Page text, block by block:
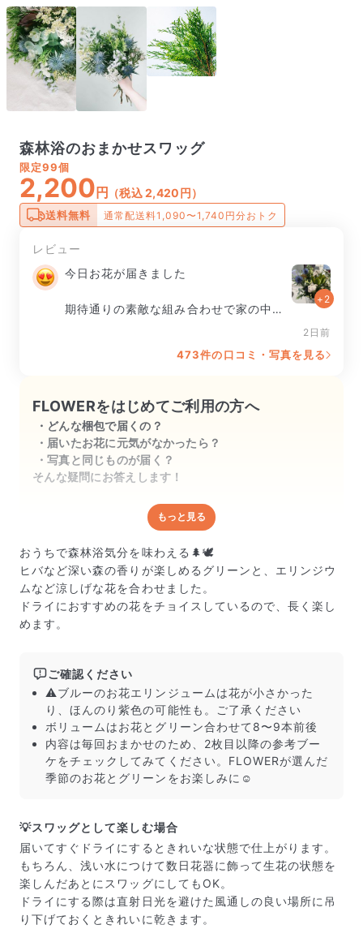
森林浴のおまかせスワッグ
限定99個
2,200 円 （税込 2,420円）
送料無料 通常配送料1,090〜1,740円分おトク
レビュー
今日お花が届きました
期待通りの素敵な組み合わせで家の中が
ありがとうございました💐
+2
2日前
473件の口コミ・写真を見る
FLOWERをはじめてご利用の方へ
どんな梱包で届くの？
届いたお花に元気がなかったら？
写真と同じものが届く？
そんな疑問にお答えします！
どんな梱包で届くの？
出荷前に水揚げ（花が水を吸いやすくなる処理）を施
し、専用ボックスに丁寧に梱包してお届けしています。
きゅっとまとめられて一見窮屈そうに見えますが、輸送
中の衝撃による折れや擦れを軽減する効果があります。
もっと見る
おうちで森林浴気分を味わえる🌲🕊
ヒバなど深い森の香りが楽しめるグリーンと、エリンジウ
ムなど涼しげな花を合わせました。
ドライにおすすめの花をチョイスしているので、長く楽し
めます。
ご確認ください
⚠️ブルーのお花エリンジュームは花が小さかった
り、ほんのり紫色の可能性も。ご了承ください
ボリュームはお花とグリーン合わせて8〜9本前後
内容は毎回おまかせのため、2枚目以降の参考ブー
ケをチェックしてみてください。FLOWERが選んだ
季節のお花とグリーンをお楽しみに☺️
💡スワッグとして楽しむ場合
届いてすぐドライにするときれいな状態で仕上がります。
もちろん、浅い水につけて数日花器に飾って生花の状態を
楽しんだあとにスワッグにしてもOK。
ドライにする際は直射日光を避けた風通しの良い場所に吊
り下げておくときれいに乾きます。